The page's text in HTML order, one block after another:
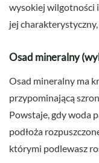
wysokiej wilgotności
jej charakterystyczny,
Osad mineralny
Osad mineralny ma
przypominającą
Powstaje, gdy woda
podłoża
którymi podlewasz